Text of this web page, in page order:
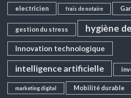
electricien frais de notaire
gestion du stress hygiène
Innovation technologique
intelligence artificielle
marketing digital Mobilité durable